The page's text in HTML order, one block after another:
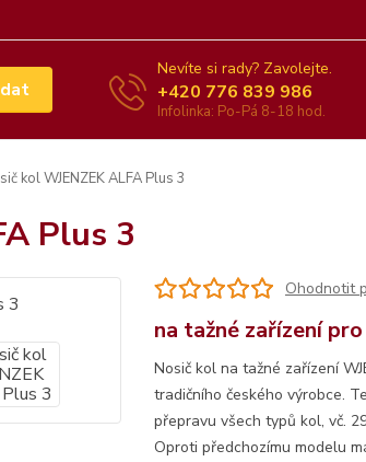
Nevíte si rady? Zavolejte.
+420 776 839 986
Infolinka: Po-Pá 8-18 hod.
kol WJENZEK ALFA Plus 3
Plus 3
Ohodnotit
na tažné zařízení
Nosič kol na tažné zařízení
tradičního českého výrobce.
přepravu všech typů kol, vč.
Oproti předchozímu modelu